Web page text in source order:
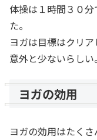
体操は１時間３０
た。
ヨガは目標はクリ
意外と少ないらしい。
ヨガの効用
ヨガの効用はたく